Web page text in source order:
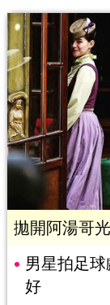
拋開阿湯哥
男星拍足
好